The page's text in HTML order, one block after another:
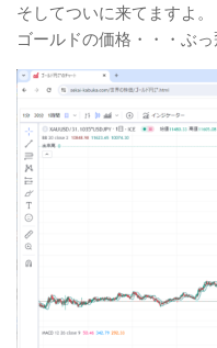
金融ADR制度への対応
コア研の役割と夢
trade
FX、株で苦労してません
圧倒的な勝率のコール売
そしてついに来てますよ。
ゴールドの価格・・・ぶっ